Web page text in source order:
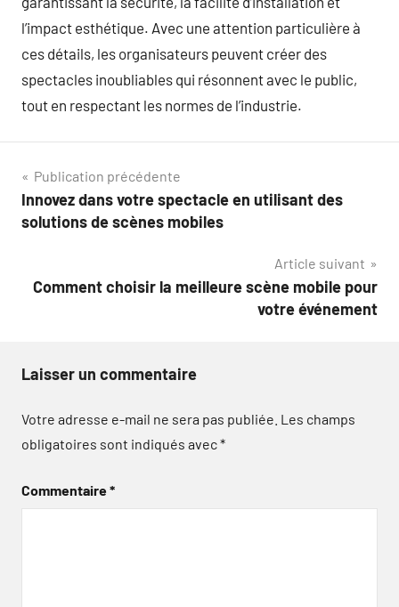
l’impact esthétique. Avec une attention particulière à
ces détails, les organisateurs peuvent créer des
spectacles inoubliables qui résonnent avec le public,
tout en respectant les normes de l’industrie.
Navigation
de
Publication précédente
Innovez dans votre spectacle en utilisant des
solutions de scènes mobiles
Article suivant
Comment choisir la meilleure scène mobile pour
votre événement
Laisser un commentaire
Votre adresse e-mail ne sera pas publiée. Les champs
obligatoires sont indiqués avec*
Commentaire*